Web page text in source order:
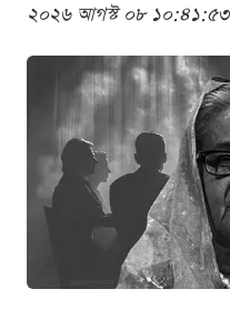
২০২৬ আগস্ট ০৮ ১০:৪১:৫৩